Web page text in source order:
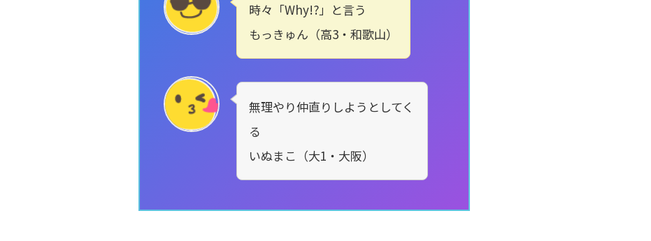
時々「Why!?」と言う
もっきゅん（高3・和歌山）
無理やり仲直りしようとしてく
る
いぬまこ（大1・大阪）